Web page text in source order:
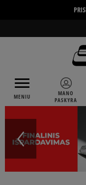
MENIU
MANO
PASKYRA